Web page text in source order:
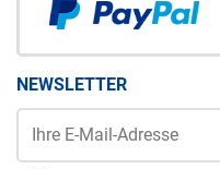
NEWSLETTER